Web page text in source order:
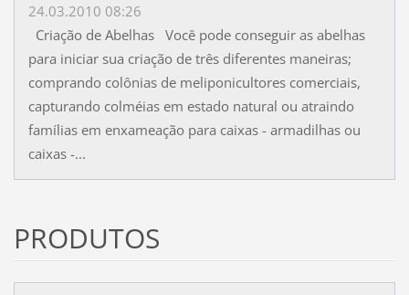
24.03.2010 08:26
Criação de Abelhas Você pode conseguir as abelhas
para iniciar sua criação de três diferentes maneiras;
comprando colônias de meliponicultores comerciais,
capturando colméias em estado natural ou atraindo
famílias em enxameação para caixas - armadilhas ou
caixas -...
PRODUTOS